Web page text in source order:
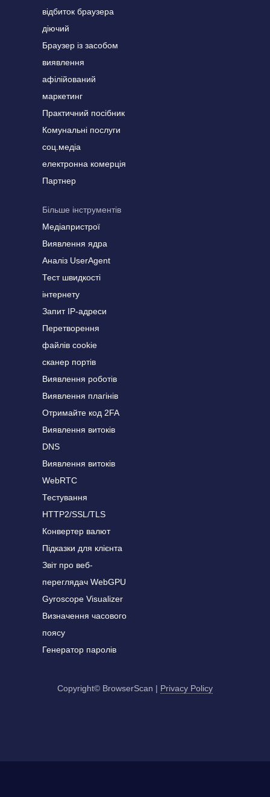
відбиток браузера
діючий
Браузер із засобом
виявлення
афілійований
маркетинг
Практичний посібник
Комунальні послуги
соц.медіа
електронна комерція
Партнер
Більше інструментів
Медіапристрої
Виявлення ядра
Аналіз UserAgent
Тест швидкості
інтернету
Запит IP-адреси
Перетворення
файлів cookie
сканер портів
Виявлення роботів
Виявлення плагінів
Отримайте код 2FA
Виявлення витоків
DNS
Виявлення витоків
WebRTC
Тестування
HTTP2/SSL/TLS
Конвертер валют
Підказки для клієнта
Звіт про веб-
переглядач WebGPU
Gyroscope Visualizer
Визначення часового
поясу
Генератор паролів
Copyright© BrowserScan | Privacy Policy